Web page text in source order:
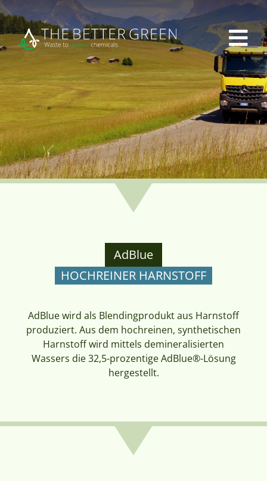
AdBlue
HOCHREINER HARNSTOFF
AdBlue wird als Blendingprodukt aus Harnstoff
produziert. Aus dem hochreinen, synthetischen
Harnstoff wird mittels demineralisierten
Wassers die 32,5-prozentige AdBlue®-Lösung
hergestellt.